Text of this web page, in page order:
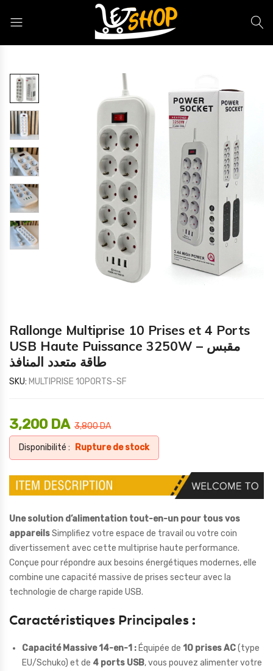
Rallonge Multiprise 10 Prises et 4 Ports
USB Haute Puissance 3250W – مقبس
طاقة متعدد المنافذ
SKU: MULTIPRISE 10PORTS-SF
3,800DA
3,200 DA
Disponibilité : Rupture de stock
Une solution d’alimentation tout-en-un pour tous vos
appareilsSimplifiez votre espace de travail ou votre coin
divertissement avec cette multiprise haute performance.
Conçue pour répondre aux besoins énergétiques modernes, elle
combine une capacité massive de prises secteur avec la
technologie de charge rapide USB.
Caractéristiques Principales :
Capacité Massive 14-en-1 : Équipée de 10 prises AC(type
EU/Schuko) et de 4 ports USB, vous pouvez alimenter votre